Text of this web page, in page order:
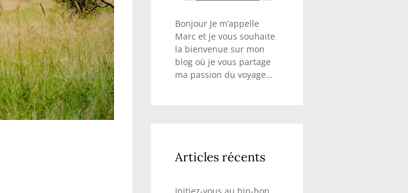
Bonjour Je m’appelle
Marc et je vous souhaite
la bienvenue sur mon
blog où je vous partage
ma passion du voyage…
Articles récents